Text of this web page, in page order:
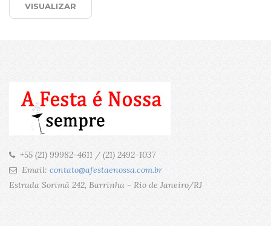
VISUALIZAR
+55 (21) 99982-4611 / (21) 2492-1037
Email: contato@afestaenossa.com.br
Estrada Sorimã 242, Barrinha - Rio de Janeiro/RJ